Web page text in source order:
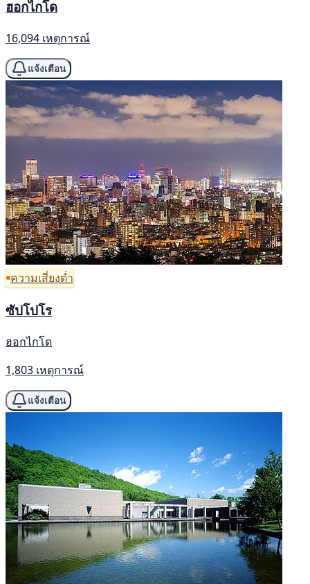
ฮอกไกโด
16,094 เหตุการณ์
แจ้งเตือน
ความเสี่ยงต่ำ
ซัปโปโร
ฮอกไกโด
1,803 เหตุการณ์
แจ้งเตือน